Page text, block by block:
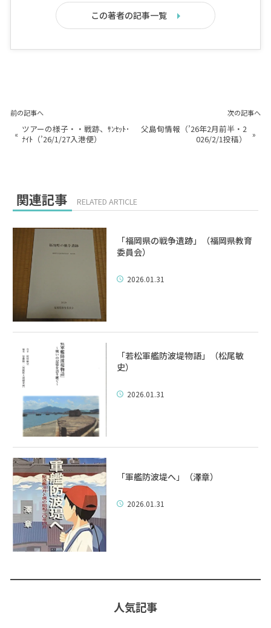
この著者の記事一覧
前の記事へ
« ツアーの様子・・戦跡、ｻﾝｾｯﾄ･
ﾅｲﾄ（’26/1/27入港便）
次の記事へ
父島旬情報（’26年2月前半・2
026/2/1投稿）
»
関連記事 RELATED ARTICLE
「福岡県の戦争遺跡」（福岡県教育
委員会）
2026.01.31
「若松軍艦防波堤物語」（松尾敏
史）
2026.01.31
「軍艦防波堤へ」（澤章）
2026.01.31
人気記事